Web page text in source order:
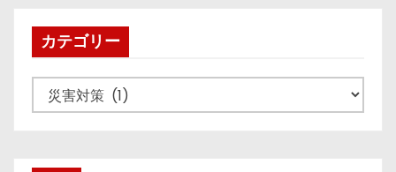
カテゴリー
テ